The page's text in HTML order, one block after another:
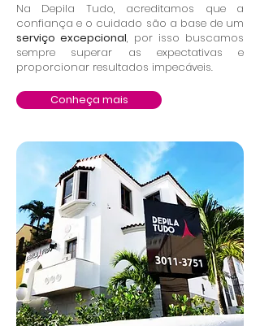
Na Depila Tudo, acreditamos que a
confiança e o cuidado são a base de um
serviço excepcional, por isso buscamos
sempre superar as expectativas e
proporcionar resultados impecáveis.
Conheça mais